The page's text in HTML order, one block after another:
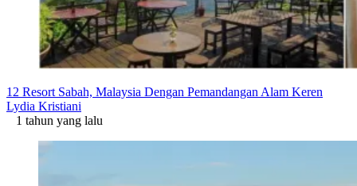
12 Resort Sabah, Malaysia Dengan Pemandangan Alam Keren
Lydia Kristiani
1 tahun yang lalu